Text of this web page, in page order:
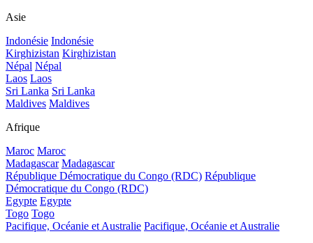
Asie
Indonésie Indonésie
Kirghizistan Kirghizistan
Népal Népal
Laos Laos
Sri Lanka Sri Lanka
Maldives Maldives
Afrique
Maroc Maroc
Madagascar Madagascar
République Démocratique du Congo (RDC) République
Démocratique du Congo (RDC)
Egypte Egypte
Togo Togo
Pacifique, Océanie et Australie Pacifique, Océanie et Australie